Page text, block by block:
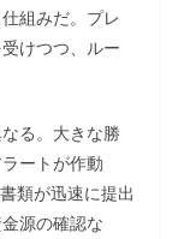
組みだ。プレ
けつつ、ルー
る。大きな勝
ートが作動
類が迅速に提出
源の確認な